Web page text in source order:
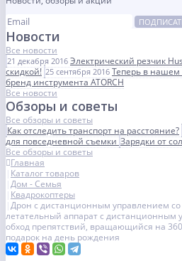
Новости
Все новости
21 декабря 2016 Электрический резчик
скидкой! 25 сентября 2016 Теперь в нашем
бренд инструмента ATORCH
Все новости
Обзоры и советы
Все обзоры и советы
Как отследить транспорт на расстояние?
для повседневной съемкиЗарядки от
Все обзоры и советы
Главная
Каталог товаров
Дом - Семья
Квадрокоптеры
Дрон с дистанционным управлением
летательный аппарат с дистанционным
обход препятствий, вращающийся на
подарок на день рождения